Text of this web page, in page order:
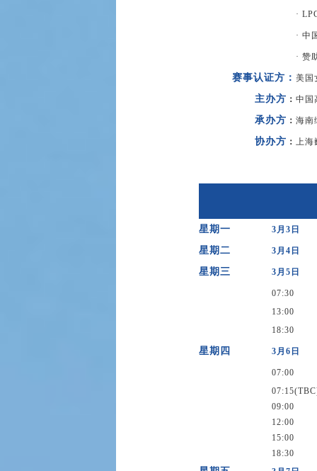
·
· 中
· 赞
赛事认证方 ： 美国
主办方 ： 中国
承办方 ： 海南
协办方 ： 上海
星期一 3月3日
星期二 3月4日
星期三 3月5日
07:30
13:00
18:30
星期四 3月6日
07:00
09:00
12:00
15:00
18:30